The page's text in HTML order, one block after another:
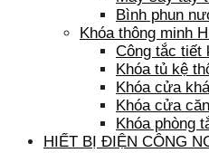
Bình phun
Khóa thông minh
Công tắc tiết
Khóa tủ kệ
Khóa cửa
Khóa cửa
Khóa phòng
HIẾT BỊ ĐIỆN CÔNG